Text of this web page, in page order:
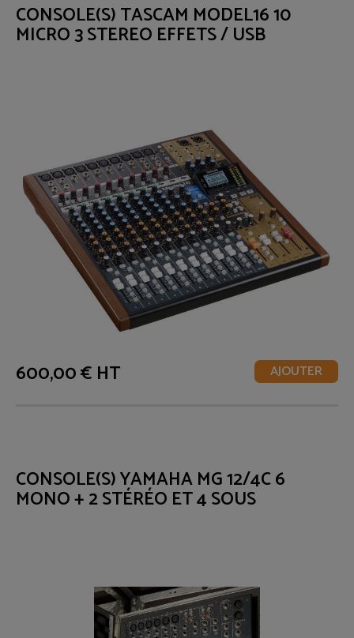
CONSOLE(S) TASCAM MODEL16 10
MICRO 3 STEREO EFFETS / USB
600,00 € HT AJOUTER
CONSOLE(S) YAMAHA MG 12/4C 6
MONO + 2 STÉRÉO ET 4 SOUS